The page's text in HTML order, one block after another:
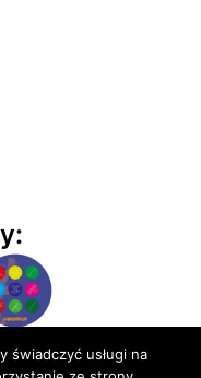
świadczyć usługi na